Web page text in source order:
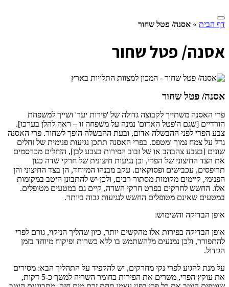
דף הבית » אסנה/ פטל שחור
אסנה/ פטל שחור
אסנה/ פטל שחור
פרי האסנה משתייך לקבוצה גדולה של 'פירות יער' ושייך למשפחת
הורדיים [שגם ה'פטל האדום' נמנה על משפחה זו – ראה להלן בערכו].
צבע הפרי לפני ההבשלה אדום, ובעת ההבשלה הופך לשחור. פרי האסנה
גדל על צמח נמוך ומטפס. בפרי האסנה תתכן נגיעות פנימית של זחלים
שונים [בצבע צהבהב או של זבוב הפירות בצבע לבן], הזחלים מכרסמים
את הצד החיצוני של הפרי, וכן נגיעות חיצונית של חרקי שדה כגון
תריפסים, עכבישים ופסוקאים. עקב מבנהו המיוחד, הן בצד החיצוני והן
הפנימי, קיימים מקומות מסתור רבים, ולכן יש להתבונן היטב במקומות
אלו. החשש לחרקים בפרט חרקי השדה, קיים גם במטעים מטופלים.
במטעים שאינם מטופלים החשש לנגיעות גבוה ביותר.
אופן הבדיקה והשימוש:
אופן הבדיקה בפירות אלו מהקשים יותר, כיון שהליך הניקוי, גורם לפרי
להתפורר, ולכן נמנעים מלהשתמש בו ללא כשרות ופיקוח מיוחד בזמן
הגידול.
על מנת להגיע לפרי נקי מחרקים, יש להקפיד על התהליך הבא: מסירים
את עוקץ הפרי, משרים את הפירות בחומר השריה למשך כ-5 דקות,